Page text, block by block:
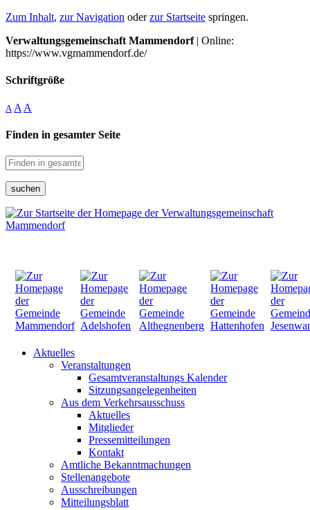
Zum Inhalt, zur Navigation oderzur Startseite springen.
Verwaltungsgemeinschaft Mammendorf| Online:
https://www.vgmammendorf.de/
Schriftgröße
A A A
Finden in gesamter Seite
suchen
Aktuelles
Veranstaltungen
Gesamtveranstaltungs Kalender
Sitzungsangelegenheiten
Aus dem Verkehrsausschuss
Aktuelles
Mitglieder
Pressemitteilungen
Kontakt
Amtliche Bekanntmachungen
Stellenangebote
Ausschreibungen
Mitteilungsblatt